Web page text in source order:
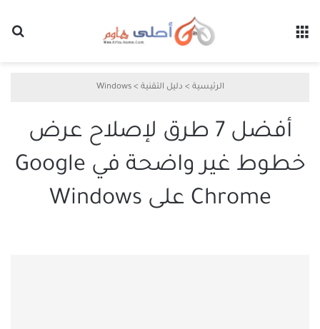
الرئيسية > دليل التقنية >
Windows
أفضل 7 طرق لإصلاح عرض
خطوط غير واضحة في Google
Chrome على Windows